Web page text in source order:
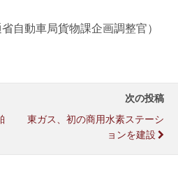
自動車局貨物課企画調整官）
次の投稿
東ガス、初の商用水素ステーシ
ョンを建設